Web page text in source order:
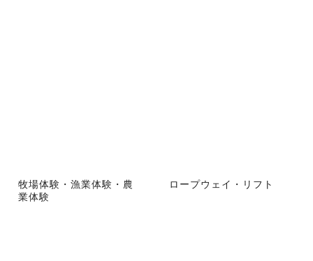
牧場体験・漁業体験・農
業体験
ロープウェイ・リフト